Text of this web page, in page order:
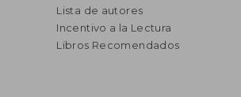
Lista de autores
Incentivo a la Lectura
Libros Recomendados